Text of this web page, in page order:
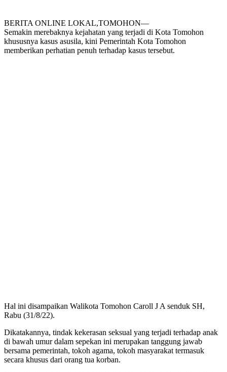
BERITA ONLINE LOKAL,TOMOHON—
Semakin merebaknya kejahatan yang terjadi di Kota Tomohon
khususnya kasus asusila, kini Pemerintah Kota Tomohon
memberikan perhatian penuh terhadap kasus tersebut.
Hal ini disampaikan Walikota Tomohon Caroll J A senduk SH,
Rabu (31/8/22).
Dikatakannya, tindak kekerasan seksual yang terjadi terhadap anak
di bawah umur dalam sepekan ini merupakan tanggung jawab
bersama pemerintah, tokoh agama, tokoh masyarakat termasuk
secara khusus dari orang tua korban.